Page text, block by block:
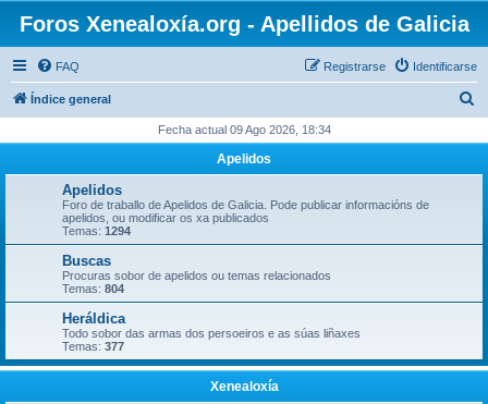
Foros Xenealoxía.org - Apellidos de Galicia
FAQ Identificarse
Registrarse
Índice general
c
Fecha actual 09 Ago 2026, 18:34
Apelidos
Apelidos
Foro de traballo de Apelidos de Galicia. Pode publicar informacións de
apelidos, ou modificar os xa publicados
Temas: 1294
Buscas
Procuras sobor de apelidos ou temas relacionados
Temas: 804
Heráldica
Todo sobor das armas dos persoeiros e as súas liñaxes
Temas: 377
Xenealoxía